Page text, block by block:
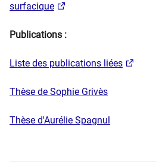
surfacique
Publications :
Liste des publications liées
Thèse de Sophie Grivès
Thèse d'Aurélie Spagnul